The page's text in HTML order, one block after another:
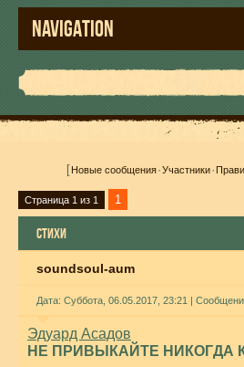
NAVIGATION
[Новые сообщения·Участники·
Страница 1 из 1 1
СТИХИ
soundsoul-aum
Дата: Суббота, 06.05.2017, 23:21 |
Эдуард Асадов
НЕ ПРИВЫКАЙТЕ НИКОГДА